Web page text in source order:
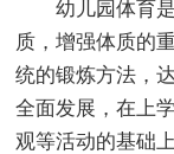
幼儿园体育是
质，增强体质的
统的锻炼方法，
全面发展，在上
观等活动的基础